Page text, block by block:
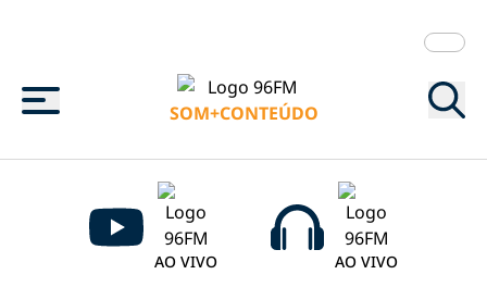
Menu
SOM+CONTEÚDO
AO VIVO AO VIVO